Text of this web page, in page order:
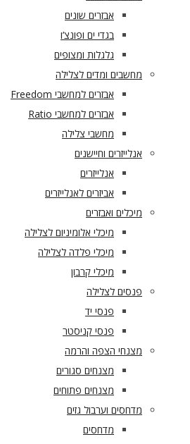
אבזרים שונים
בגדי ים ופונצ’ו
גלגלות ומצופים
מחשבים ומדים לצלילה
אבזרים למחשבי Freedom
אבזרים למחשבי Ratio
מחשבי צלילה
אנלייזרים וחיישנים
אנלייזרים
אביזרים לאנלייזרים
מיכלים ואבזרים
מיכלי אלומיניום לצלילה
מיכלי פלדה לצלילה
מיכלי קרבון
פנסים לצלילה
פנסי יד
פנסי קניסטר
מצנחי הצפה והרמה
מצנחים סגורים
מצנחים פתוחים
מדחסים וערבול גזים
מדחסים